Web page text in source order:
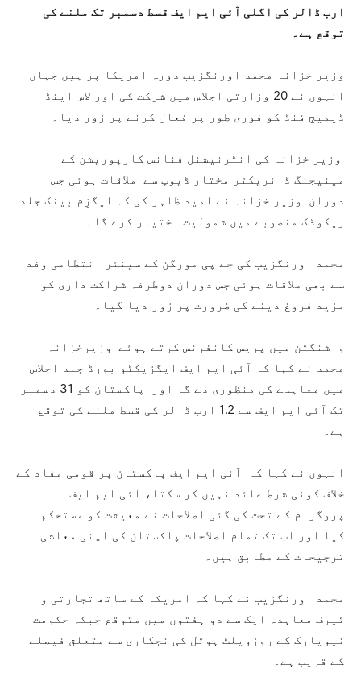
ارب ڈالر کی اگلی آئی ایم ایف قسط دسمبر تک ملنے کی
توقع ہے۔
وزیر خزانہ محمد اورنگزیب دورہ امریکا پر ہیں جہاں
انہوں نے 20 وزارتی اجلاس میں شرکت کی اور لاس اینڈ
ڈیمیج فنڈ کو فوری طور پر فعال کرنے پر زور دیا۔
وزیر خزانہ کی انٹرنیشنل فنانس کارپوریشن کے
مینیجنگ ڈائریکٹر مختار ڈیوپ سے ملاقات ہوئی جس
دوران وزیر خزانہ نے امید ظاہر کی کہ ایگزِم بینک جلد
ریکوڈک منصوبے میں شمولیت اختیار کرے گا۔
محمد اورنگزیب کی جے پی مورگن کے سینئر انتظامی وفد
سے بھی ملاقات ہوئی جس دوران دوطرفہ شراکت داری کو
مزید فروغ دینے کی ضرورت پر زور دیا گیا۔
واشنگٹن میں پریس کانفرنس کرتے ہوئے وزیرخزانہ
محمد نے کہا کہ آئی ایم ایف ایگزیکٹو بورڈ جلد اجلاس
میں معاہدے کی منظوری دے گا اور پاکستان کو 31 دسمبر
تک آئی ایم ایف سے 1.2 ارب ڈالر کی قسط ملنے کی توقع
ہے۔
انہوں نے کہا کہ آئی ایم ایف پاکستان پر قومی مفاد کے
خلاف کوئی شرط عائد نہیں کر سکتا، آئی ایم ایف
پروگرام کے تحت کی گئی اصلاحات نے معیشت کو مستحکم
کیا اور اب تک تمام اصلاحات پاکستان کی اپنی معاشی
ترجیحات کے مطابق ہیں۔
محمد اورنگزیب نے کہا کہ امریکا کے ساتھ تجارتی و
ٹیرف معاہدہ ایک سے دو ہفتوں میں متوقع جبکہ حکومت
نیویارک کے روزویلٹ ہوٹل کی نجکاری سے متعلق فیصلے
کے قریب ہے۔